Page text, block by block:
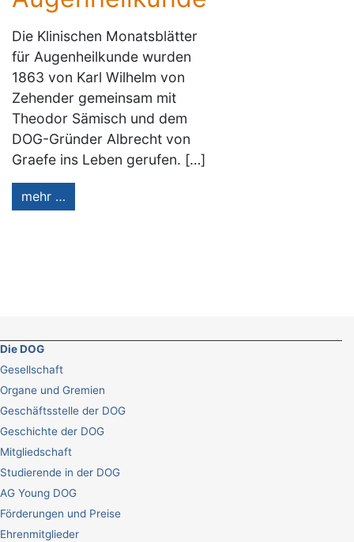
Die Klinischen Monatsblätter
für Augenheilkunde wurden
1863 von Karl Wilhelm von
Zehender gemeinsam mit
Theodor Sämisch und dem
DOG-Gründer Albrecht von
Graefe ins Leben gerufen. […]
mehr …
Die DOG
Gesellschaft
Organe und Gremien
Geschäftsstelle der DOG
Geschichte der DOG
Mitgliedschaft
Studierende in der DOG
AG Young DOG
Förderungen und Preise
Ehrenmitglieder